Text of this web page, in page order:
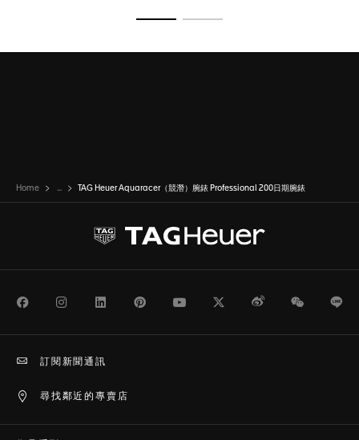
Home ... TAG Heuer Aquaracer（競潛）腕錶 Professional 200日期腕錶
FacebookInstagramLinkedInPinterestYoutubeTwitterWeiboWeChat
尋找鄰近的專賣店
訂閱新聞通訊